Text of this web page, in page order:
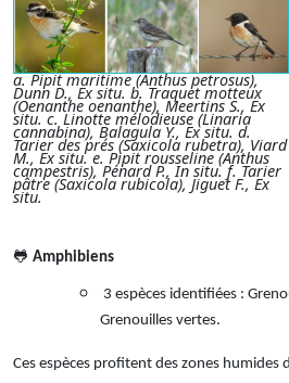
a. Pipit maritime (Anthus petrosus),
Dunn D., Ex situ. b. Traquet motteux
(Oenanthe oenanthe), Meertins S., Ex
situ. c. Linotte mélodieuse (Linaria
cannabina), Balagula Y., Ex situ. d.
Tarier des prés (Saxicola rubetra), Viard
M., Ex situ. e. Pipit rousseline (Anthus
campestris), Pénard P., In situ. f. Tarier
pâtre (Saxicola rubicola), Jiguet F., Ex
situ.
🐸 Amphibiens
3 espèces identifiées :
Grenouilles vertes.
Ces espèces profitent des zones humides